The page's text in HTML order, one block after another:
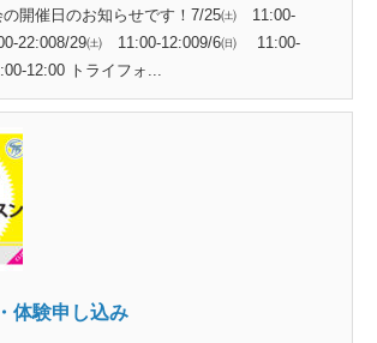
の開催日のお知らせです！7/25㈯ 11:00-
22:008/29㈯ 11:00-12:009/6㈰ 11:00-
12:00 トライフォ...
体験申し込み